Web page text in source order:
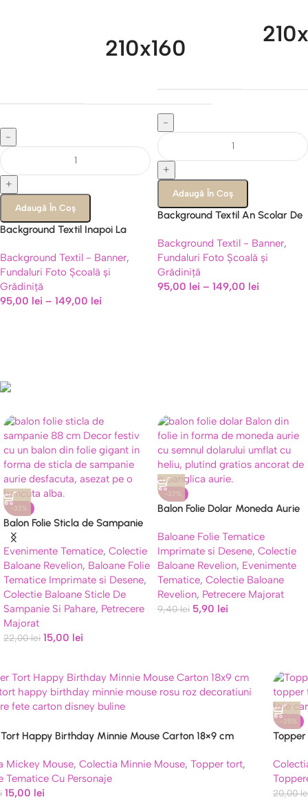
210x160
-
+
Adaugă În Coș
Background Textil Inapoi La
Rechizite, Cod 737B
Background Textil - Banner,
Fundaluri Foto Școală și
Grădiniță
95,00 lei – 149,00 lei
-
+
Adaugă În Coș
Background Textil An Scolar De
Motivational, Cod 729B
Background Textil - Banner,
Fundaluri Foto Școală și
Grădiniță
95,00 lei – 149,00 lei
-32%
Balon Folie Sticla de Sampanie
88 cm, Let’s Party
Evenimente Tematice, Colectie
Baloane Revelion, Baloane Folie
Tematice Imprimate si Desene,
Colectie Baloane Sticle De
Sampanie Si Pahare, Petrecere
Majorat
22,00lei 15,00 lei
-37%
Balon Folie Dolar Moneda Aurie
Baloane Folie Tematice
Imprimate si Desene, Colectie
Baloane Revelion, Evenimente
Tematice, Colectie Baloane
Revelion, Petrecere Majorat
9,40lei 5,90 lei
Happy Birthday Minnie Mouse Carton 18×9 cm
Mickey Mouse, Colectia Minnie Mouse, Topper tort,
Tematice Cu Personaje
15,00 lei
-25%
Topper
20,00